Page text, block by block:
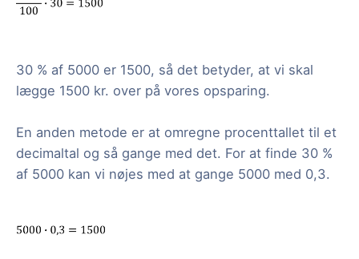
30 % af 5000 er 1500, så det betyder, at vi skal
lægge 1500 kr. over på vores opsparing.
En anden metode er at omregne procenttallet til et
decimaltal og så gange med det. For at finde 30 %
af 5000 kan vi nøjes med at gange 5000 med 0,3.